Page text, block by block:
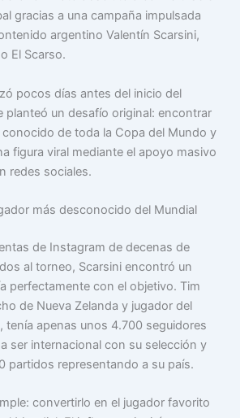
gracias a una campaña impulsada
argentino Valentín Scarsini,
El Scarso.
pocos días antes del inicio del
planteó un desafío original: encontrar
de toda la Copa del Mundo y
figura viral mediante el apoyo masivo
redes sociales.
más desconocido del Mundial
de Instagram de decenas de
al torneo, Scarsini encontró un
perfectamente con el objetivo. Tim
de Nueva Zelanda y jugador del
tenía apenas unos 4.700 seguidores
ser internacional con su selección y
partidos representando a su país.
convertirlo en el jugador favorito